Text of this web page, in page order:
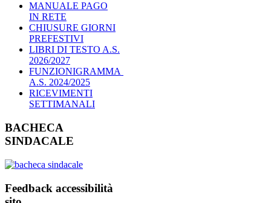
MANUALE PAGO
IN RETE
CHIUSURE GIORNI
PREFESTIVI
LIBRI DI TESTO A.S.
2026/2027
FUNZIONIGRAMMA
A.S. 2024/2025
RICEVIMENTI
SETTIMANALI
BACHECA
SINDACALE
Feedback accessibilità